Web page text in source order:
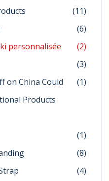
(11)
(6)
personnalisée
(2)
(3)
on China Could
Products
(1)
(1)
(8)
(4)